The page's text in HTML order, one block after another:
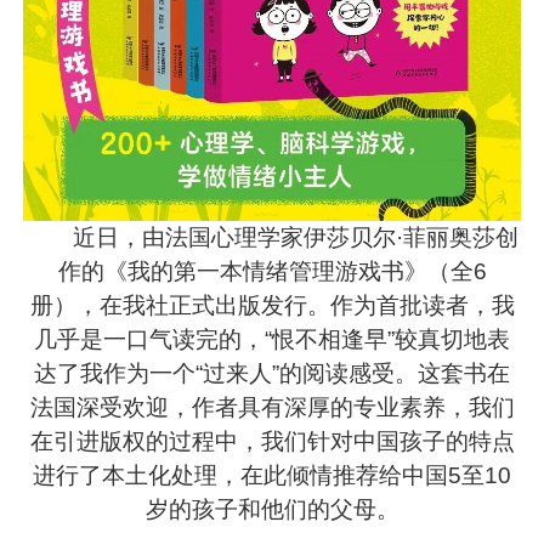
近日，由法国心理学家伊莎贝尔·菲丽奥莎创
作的《我的第一本情绪管理游戏书》（全6
册），在我社正式出版发行。作为首批读者，我
几乎是一口气读完的，“恨不相逢早”较真切地表
达了我作为一个“过来人”的阅读感受。这套书在
法国深受欢迎，作者具有深厚的专业素养，我们
在引进版权的过程中，我们针对中国孩子的特点
进行了本土化处理，在此倾情推荐给中国5至10
岁的孩子和他们的父母。